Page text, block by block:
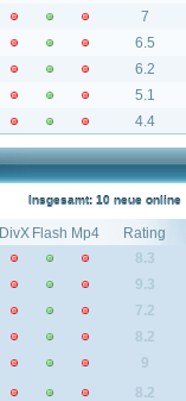
7
6.5
6.2
5.1
4.4
Insgesamt: 10 neue online
DivX Flash Mp4
Rating
8.3
9.3
7.2
8.2
9
8.2